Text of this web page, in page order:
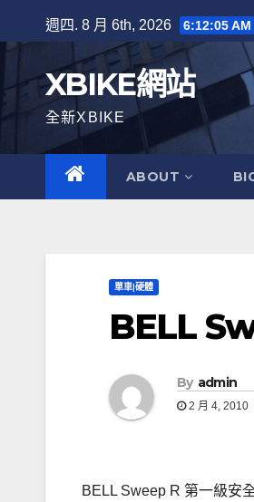
to
週四. 8 月 6th, 2026 6:12:06 AM
XBIKE網站
全新XBIKE
ABOUT
單車|硬體
BELL
By admin
2 月 4, 2010
BELL Sweep R 第一級安